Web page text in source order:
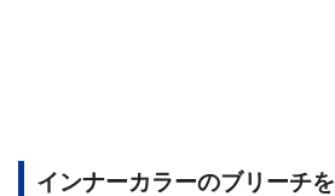
インナーカラーのブリーチ